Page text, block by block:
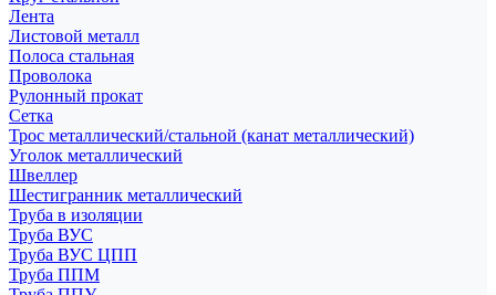
Лента
Листовой металл
Полоса стальная
Проволока
Рулонный прокат
Сетка
Трос металлический/стальной (канат металлический)
Уголок металлический
Швеллер
Шестигранник металлический
Труба в изоляции
Труба ВУС
Труба ВУС ЦПП
Труба ППМ